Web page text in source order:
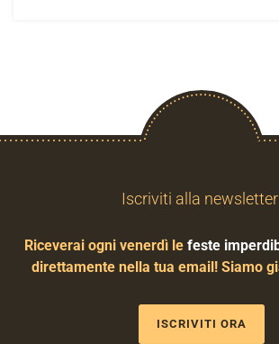
Iscriviti alla
Riceverai ogni venerdì le feste
direttamente nella tua email! Siamo
ISCRIVITI ORA